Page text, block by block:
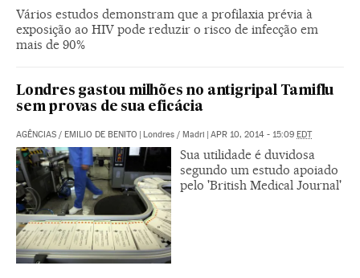
Vários estudos demonstram que a profilaxia prévia à
exposição ao HIV pode reduzir o risco de infecção em
mais de 90%
Londres gastou milhões no antigripal Tamiflu
sem provas de sua eficácia
AGÊNCIAS / EMILIO DE BENITO | Londres / Madri | APR 10, 2014 - 15:09 EDT
Sua utilidade é duvidosa
segundo um estudo apoiado
pelo 'British Medical Journal'